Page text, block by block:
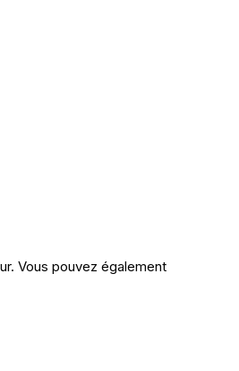
Vous pouvez également